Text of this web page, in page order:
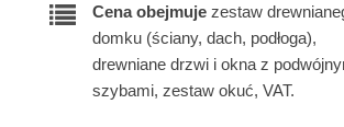
Cena obejmuje zestaw
domku (ściany, dach, podłoga),
drewniane drzwi i okna z
szybami, zestaw okuć, VAT.